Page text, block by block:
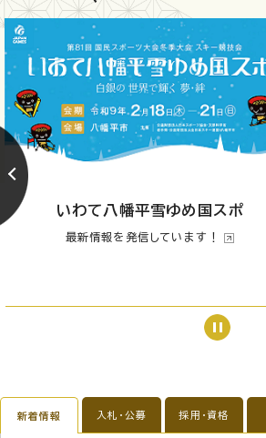
いわて八幡平雪ゆめ国スポ
最新情報を発信しています！
新着情報 入札・公募 採用・資格